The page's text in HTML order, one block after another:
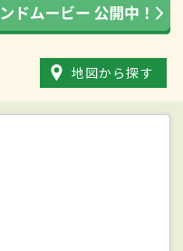
地図から探す